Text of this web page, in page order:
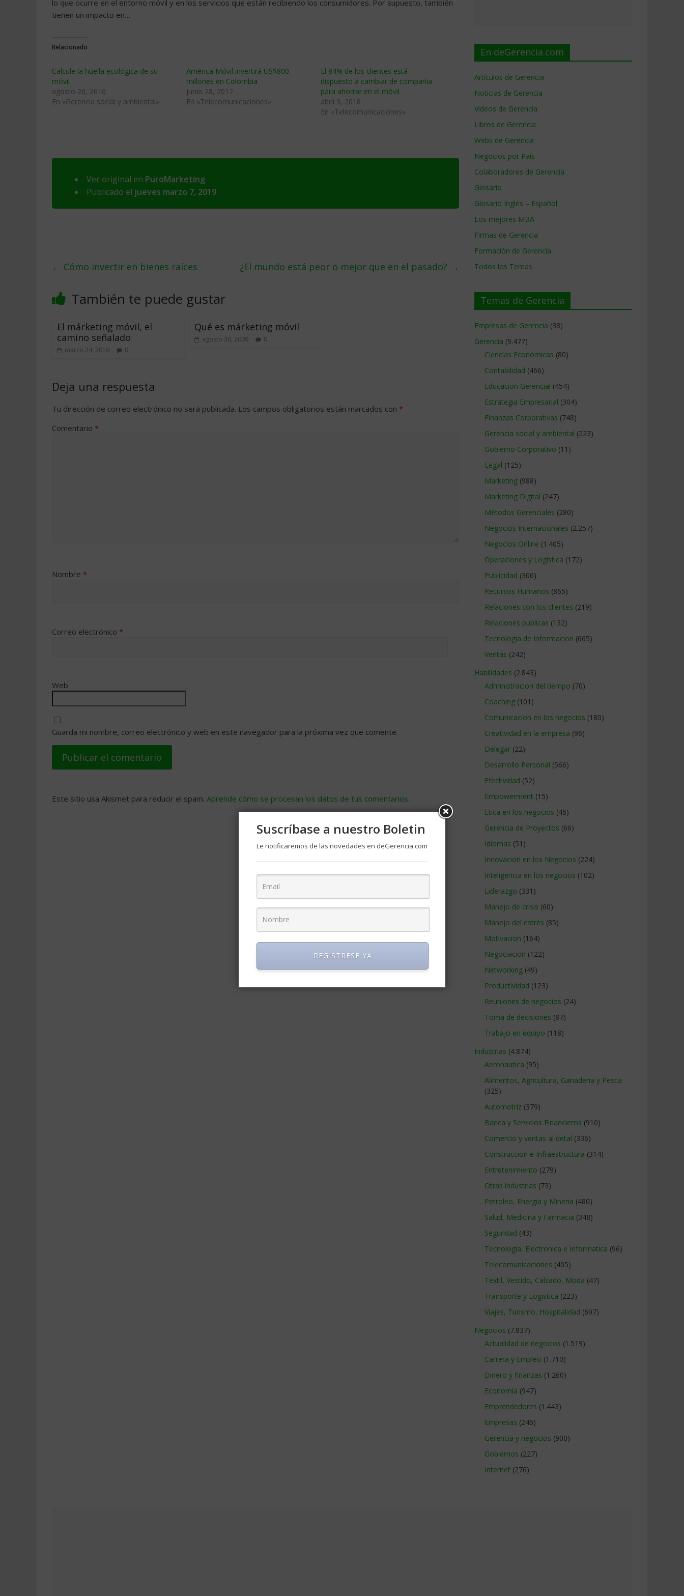
lo que ocurre en el entorno móvil y en los servicios que están recibiendo los consumidores. Por supuesto, también
tienen un impacto en…
Relacionado
Calcule la huella ecológica de su
móvil
agosto 26, 2010
En «Gerencia social y ambiental»
América Móvil invertirá US$800
millones en Colombia
junio 28, 2012
En «Telecomunicaciones»
El 84% de los clientes está
dispuesto a cambiar de compañía
para ahorrar en el móvil
abril 3, 2018
En «Telecomunicaciones»
Ver original en PuroMarketing
Publicado el jueves marzo 7, 2019
← Cómo invertir en bienes raíces ¿El mundo está peor o mejor que en el pasado? →
También te puede gustar
El márketing móvil, el
camino señalado
marzo 24, 2010 0
Qué es márketing móvil
agosto 30, 2009 0
Deja una respuesta
Tu dirección de correo electrónico no será publicada. Los campos obligatorios están marcados con *
Comentario *
Nombre *
Correo electrónico *
Web
Guarda mi nombre, correo electrónico y web en este navegador para la próxima vez que comente.
Este sitio usa Akismet para reducir el spam. Aprende cómo se procesan los datos de tus comentarios.
En deGerencia.com
Artículos de Gerencia
Noticias de Gerencia
Videos de Gerencia
Libros de Gerencia
Webs de Gerencia
Negocios por País
Colaboradores de Gerencia
Glosario
Glosario Inglés – Español
Los mejores MBA
Firmas de Gerencia
Formación de Gerencia
Todos los Temas
Temas de Gerencia
Empresas de Gerencia (38)
Gerencia (9.477)
Ciencias Económicas (80)
Contabilidad (466)
Educacion Gerencial (454)
Estrategia Empresarial (304)
Finanzas Corporativas (748)
Gerencia social y ambiental (223)
Gobierno Corporativo (11)
Legal (125)
Marketing (988)
Marketing Digital (247)
Métodos Gerenciales (280)
Negocios Internacionales (2.257)
Negocios Online (1.405)
Operaciones y Logística (172)
Publicidad (306)
Recursos Humanos (865)
Relaciones con los clientes (219)
Relaciones publicas (132)
Tecnologia de Informacion (665)
Ventas (242)
Habilidades (2.843)
Administracion del tiempo (70)
Coaching (101)
Comunicacion en los negocios (180)
Creatividad en la empresa (96)
Delegar (22)
Desarrollo Personal (566)
Efectividad (52)
Empowerment (15)
Etica en los negocios (46)
Gerencia de Proyectos (66)
Idiomas (51)
Innovacion en los Negocios (224)
Inteligencia en los negocios (102)
Liderazgo (331)
Manejo de crisis (60)
Manejo del estrés (85)
Motivacion (164)
Negociacion (122)
Networking (49)
Productividad (123)
Reuniones de negocios (24)
Toma de decisiones (87)
Trabajo en equipo (118)
Industrias (4.874)
Aeronautica (95)
Alimentos, Agricultura, Ganaderia y Pesca
(325)
Automotriz (379)
Banca y Servicios Financieros (910)
Comercio y ventas al detal (336)
Construccion e Infraestructura (314)
Entretenimiento (279)
Otras industrias (73)
Petroleo, Energia y Mineria (480)
Salud, Medicina y Farmacia (348)
Seguridad (43)
Tecnologia, Electronica e Informatica (96)
Telecomunicaciones (405)
Textil, Vestido, Calzado, Moda (47)
Transporte y Logistica (223)
Viajes, Turismo, Hospitalidad (697)
Negocios (7.837)
Actualidad de negocios (1.519)
Carrera y Empleo (1.710)
Dinero y finanzas (1.260)
Economía (947)
Emprendedores (1.443)
Empresas (246)
Gerencia y negocios (900)
Gobiernos (227)
Internet (276)
Suscríbase a nuestro Boletin
Le notificaremos de las novedades en deGerencia.com
REGISTRESE YA